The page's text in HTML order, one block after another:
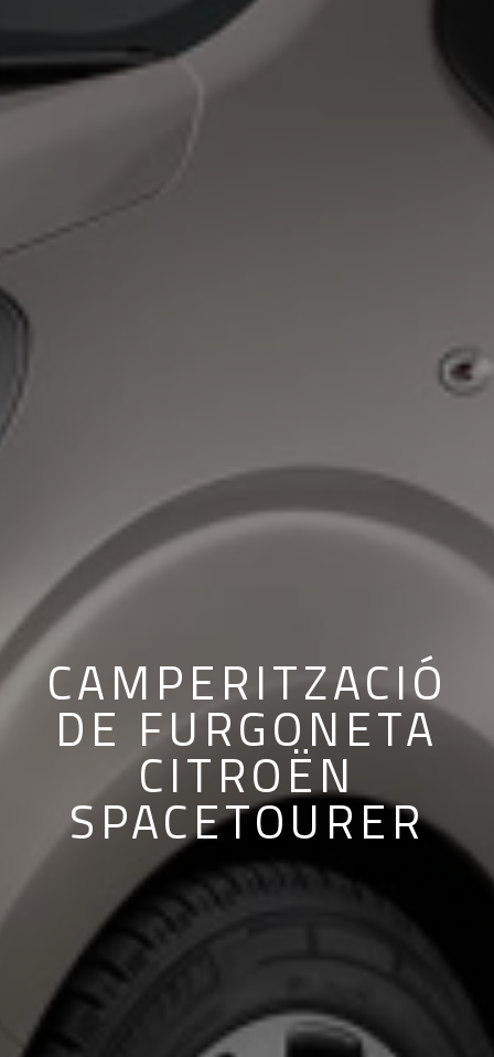
CAMPERITZACIÓ
DE FURGONETA
CITROËN
SPACETOURER